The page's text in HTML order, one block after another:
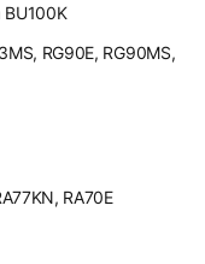
RG90E, RG90MS,
RA70E